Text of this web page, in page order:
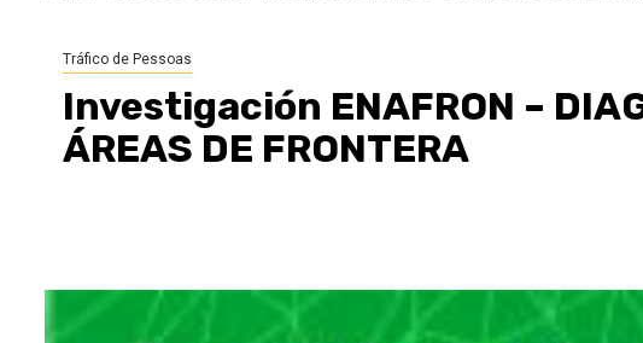
Tráfico de Pessoas
Investigación ENAFRON –
ÁREAS DE FRONTERA